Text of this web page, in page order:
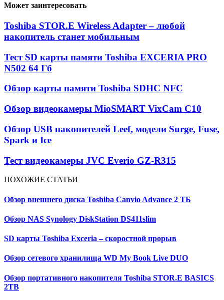
Может заинтересовать
Toshiba STOR.E Wireless Adapter – любой
накопитель станет мобильным
Тест SD карты памяти Toshiba EXCERIA PRO
N502 64 Гб
Обзор карты памяти Toshiba SDHC NFC
Обзор видеокамеры MioSMART VixCam C10
Обзор USB накопителей Leef, модели Surge, Fuse,
Spark и Ice
Тест видеокамеры JVC Everio GZ-R315
ПОХОЖИЕ СТАТЬИ
Обзор внешнего диска Toshiba Canvio Advance 2 ТБ
Обзор NAS Synology DiskStation DS411slim
SD карты Toshiba Exceria – скоростной прорыв
Обзор сетевого хранилища WD My Book Live DUO
Обзор портативного накопителя Toshiba STOR.E BASICS
2TB